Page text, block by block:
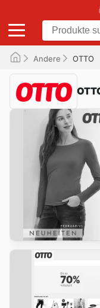
Andere OTTO